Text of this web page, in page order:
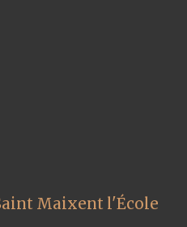
Maixent l'École